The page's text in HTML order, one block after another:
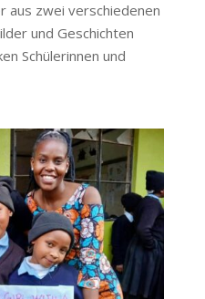
aus zwei verschiedenen
und Geschichten
Schülerinnen und